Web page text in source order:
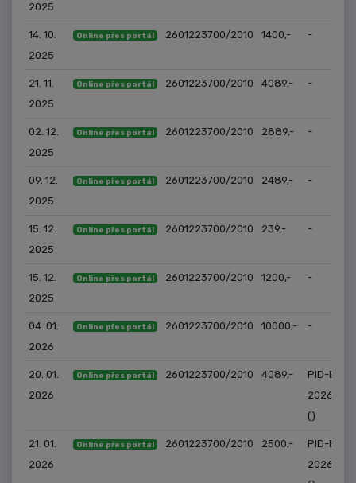
2025
14. 10.
2025
Online přes portál 2601223700/2010 1400,- -
21. 11.
2025
Online přes portál 2601223700/2010 4089,- -
02. 12.
2025
Online přes portál 2601223700/2010 2889,- -
09. 12.
2025
Online přes portál 2601223700/2010 2489,- -
15. 12.
2025
Online přes portál 2601223700/2010 239,- -
15. 12.
2025
Online přes portál 2601223700/2010 1200,- -
04. 01.
2026
Online přes portál 2601223700/2010 10000,- -
20. 01.
2026
Online přes portál 2601223700/2010 4089,-
PID-EM-
2026/
()
21. 01.
2026
Online přes portál 2601223700/2010 2500,-
PID-EM-
2026/